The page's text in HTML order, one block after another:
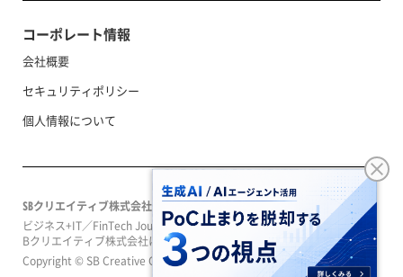
コーポレート情報
会社概要
セキュリティポリシー
個人情報について
SBクリエイティブ株式会社
ビジネス+IT／FinTech Journal／SeizoTrendはソフトバンクグループのS
Bクリエイティブ株式会社によって運営されています。
Copyright © SB Creative Corp. All rights reserved.